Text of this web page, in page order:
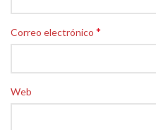
Correo electrónico *
Web